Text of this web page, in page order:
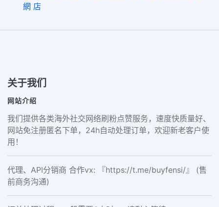
網 店
关于我们
网站介绍
我们提供各类海外社交网络刷粉点赞服务，速度快质量好、
网站免注册匿名下单，24h自动处理订单，欢迎新老客户使
用！
代理、API分销商 合作vx: 『https://t.me/buyfensi/』 (售
前商务沟通)